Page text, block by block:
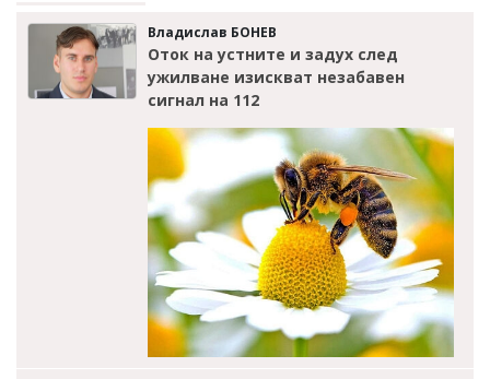
Владислав БОНЕВ
Оток на устните и задух след
ужилване изискват незабавен
сигнал на 112